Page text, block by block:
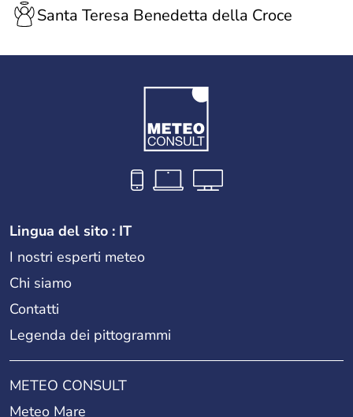
Santa Teresa Benedetta della Croce
Lingua del sito : IT
I nostri esperti meteo
Chi siamo
Contatti
Legenda dei pittogrammi
METEO CONSULT
Meteo Mare